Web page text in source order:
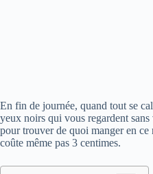
En fin de journée, quand tout se
yeux noirs qui vous regardent
pour trouver de quoi manger en
coûte même pas 3 centimes.